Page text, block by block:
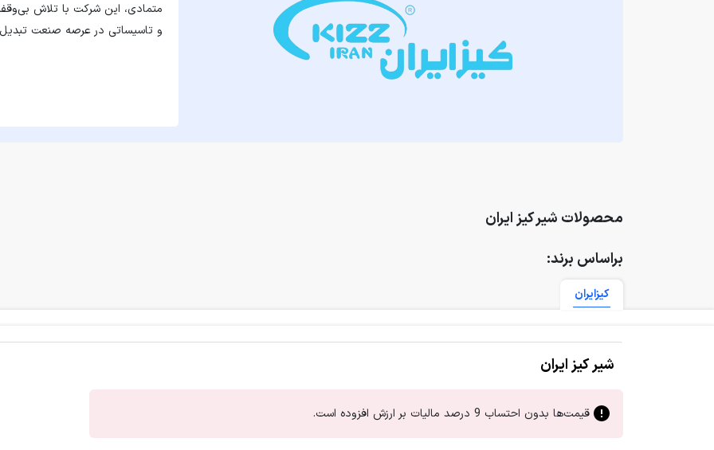
متمادی، این شرکت با تلاش
و تاسیساتی در عرصه صنعت
محصولات شیر کیز ایران
براساس برند:
کیزایران
شیر کیز ایران
قیمت‌ها بدون احتساب 9 درصد مالیات بر ارزش افزوده است.